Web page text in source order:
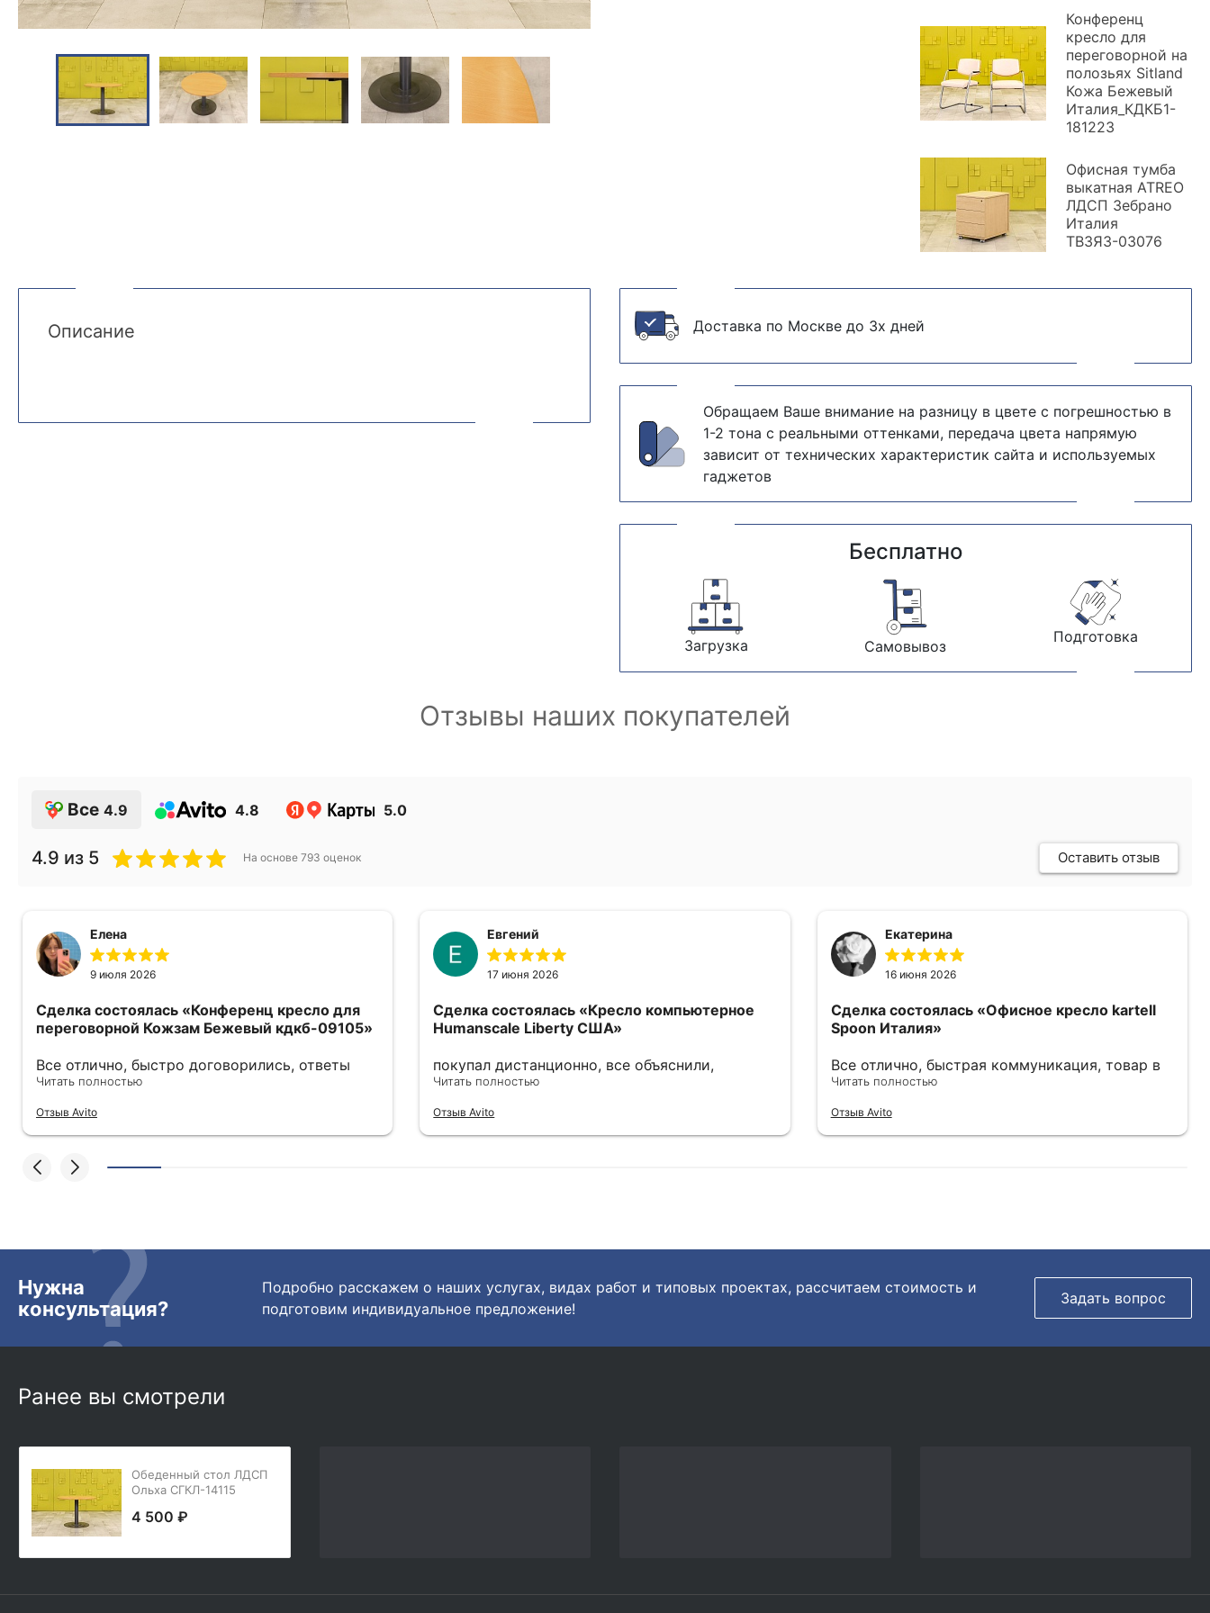
Конференц
кресло для
переговорной на
полозьях Sitland
Кожа Бежевый
Италия_КДКБ1-
181223
Офисная тумба
выкатная ATREO
ЛДСП Зебрано
Италия
ТВ3ЯЗ-03076
Описание Доставка по Москве до 3х дней
Обращаем Ваше внимание на разницу в цвете с погрешностью в
1-2 тона с реальными оттенками, передача цвета напрямую
зависит от технических характеристик сайта и используемых
гаджетов
Бесплатно
Загрузка Самовывоз
Подготовка
Отзывы наших покупателей
Все 4.9 4.8 5.0
4.9 из 5 На основе 793 оценок Оставить отзыв
Елена
9 июля 2026
Сделка состоялась «Конференц кресло для
переговорной Кожзам Бежевый кдкб-09105»
Все отлично, быстро договорились, ответы
очень быстрые, всегда на связи. Все подробно
были на разных складах их переместили на
один. Так же грамотно сориентировали
Спасибо огромное🙏🏼
Читать полностью
Отзыв Avito
Евгений
17 июня 2026
Сделка состоялась «Кресло компьютерное
Humanscale Liberty США»
покупал дистанционно, все объяснили,
показали, сделали фото и видео по запросу.
дальнейшем хорошо упаковали. однозначно
рекомендую.
Читать полностью
Отзыв Avito
Екатерина
16 июня 2026
Сделка состоялась «Офисное кресло kartell
Spoon Италия»
Все отлично, быстрая коммуникация, товар в
отличном состоянии.
Читать полностью
Отзыв Avito
Нужна
консультация?
Подробно расскажем о наших услугах, видах работ и типовых проектах, рассчитаем стоимость и
подготовим индивидуальное предложение!
Задать вопрос
Ранее вы смотрели
Обеденный стол ЛДСП
Ольха СГКЛ-14115
4 500 ₽